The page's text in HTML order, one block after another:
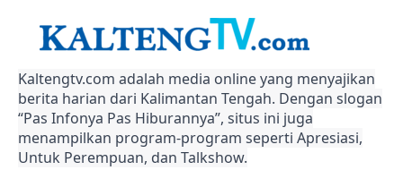
Kaltengtv.com adalah media online yang menyajikan
berita harian dari Kalimantan Tengah. Dengan slogan
“Pas Infonya Pas Hiburannya”, situs ini juga
menampilkan program-program seperti Apresiasi,
Untuk Perempuan, dan Talkshow.